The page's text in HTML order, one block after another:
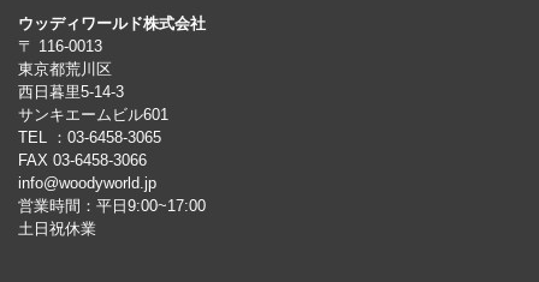
ウッディワールド株式会社
〒 116-0013
東京都荒川区
西日暮里5-14-3
サンキエームビル601
TEL ：03-6458-3065
FAX 03-6458-3066
info@woodyworld.jp
営業時間：平日9:00~17:00
土日祝休業